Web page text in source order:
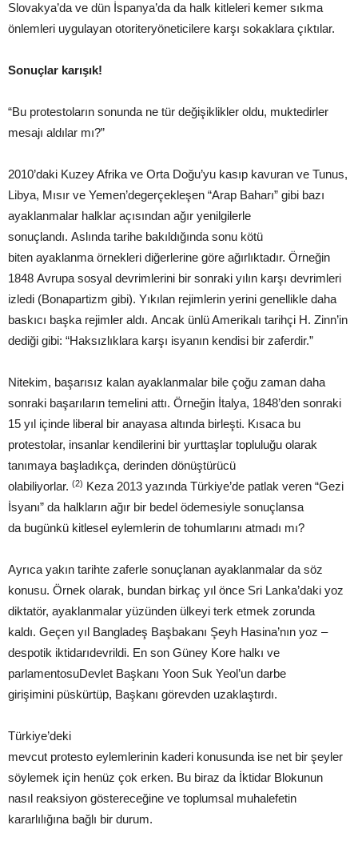
Slovakya’da ve dün İspanya’da da halk kitleleri kemer sıkma
önlemleri uygulayan otoriteryöneticilere karşı sokaklara çıktılar.
Sonuçlar karışık!
“Bu protestoların sonunda ne tür değişiklikler oldu, muktedirler
mesajı aldılar mı?”
2010’daki Kuzey Afrika ve Orta Doğu’yu kasıp kavuran ve Tunus,
Libya, Mısır ve Yemen’degerçekleşen “Arap Baharı” gibi bazı
ayaklanmalar halklar açısından ağır yenilgilerle
sonuçlandı. Aslında tarihe bakıldığında sonu kötü
biten ayaklanma örnekleri diğerlerine göre ağırlıktadır. Örneğin
1848 Avrupa sosyal devrimlerini bir sonraki yılın karşı devrimleri
izledi (Bonapartizm gibi). Yıkılan rejimlerin yerini genellikle daha
baskıcı başka rejimler aldı. Ancak ünlü Amerikalı tarihçi H. Zinn’in
dediği gibi: “Haksızlıklara karşı isyanın kendisi bir zaferdir.”
Nitekim, başarısız kalan ayaklanmalar bile çoğu zaman daha
sonraki başarıların temelini attı. Örneğin İtalya, 1848’den sonraki
15 yıl içinde liberal bir anayasa altında birleşti. Kısaca bu
protestolar, insanlar kendilerini bir yurttaşlar topluluğu olarak
tanımaya başladıkça, derinden dönüştürücü
olabiliyorlar. (2) Keza 2013 yazında Türkiye’de patlak veren “Gezi
İsyanı” da halkların ağır bir bedel ödemesiyle sonuçlansa
da bugünkü kitlesel eylemlerin de tohumlarını atmadı mı?
Ayrıca yakın tarihte zaferle sonuçlanan ayaklanmalar da söz
konusu. Örnek olarak, bundan birkaç yıl önce Sri Lanka’daki yoz
diktatör, ayaklanmalar yüzünden ülkeyi terk etmek zorunda
kaldı. Geçen yıl Bangladeş Başbakanı Şeyh Hasina’nın yoz –
despotik iktidarıdevrildi. En son Güney Kore halkı ve
parlamentosuDevlet Başkanı Yoon Suk Yeol’un darbe
girişimini püskürtüp, Başkanı görevden uzaklaştırdı.
Türkiye’deki
mevcut protesto eylemlerinin kaderi konusunda ise net bir şeyler
söylemek için henüz çok erken. Bu biraz da İktidar Blokunun
nasıl reaksiyon göstereceğine ve toplumsal muhalefetin
kararlılığına bağlı bir durum.